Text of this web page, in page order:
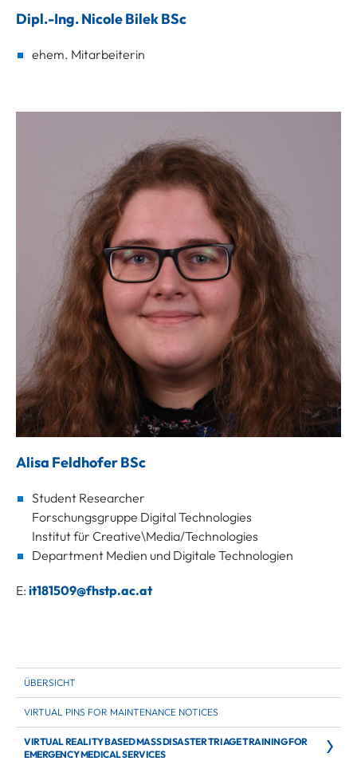
Dipl.-Ing. Nicole Bilek BSc
ehem. Mitarbeiterin
Alisa Feldhofer BSc
Student Researcher
Forschungsgruppe Digital Technologies
Institut für Creative\Media/Technologies
Department Medien und Digitale Technologien
E: it181509@fhstp.ac.at
ÜBERSICHT
VIRTUAL PINS FOR MAINTENANCE NOTICES
VIRTUAL REALITY BASED MASS DISASTER TRIAGE TRAINING FOR
EMERGENCY MEDICAL SERVICES